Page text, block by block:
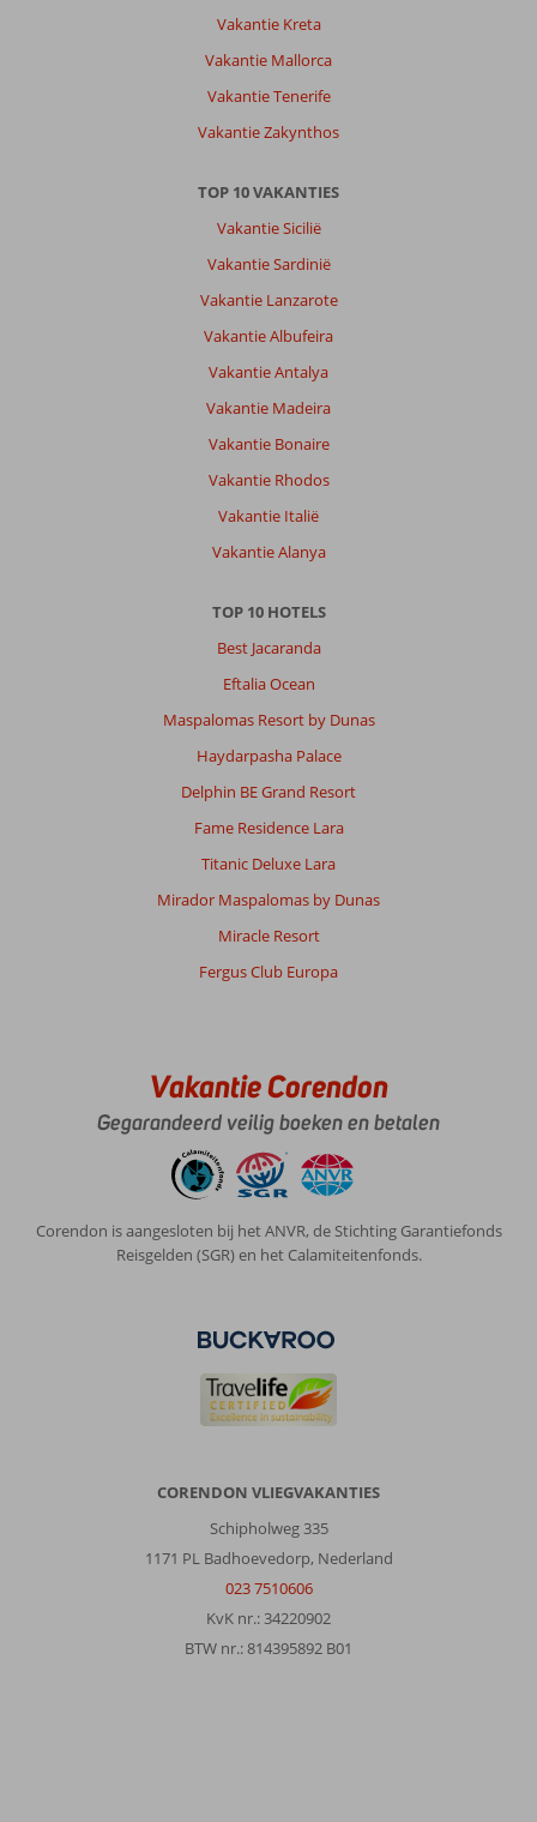
Vakantie Kreta
Vakantie Mallorca
Vakantie Tenerife
Vakantie Zakynthos
TOP 10 VAKANTIES
Vakantie Sicilië
Vakantie Sardinië
Vakantie Lanzarote
Vakantie Albufeira
Vakantie Antalya
Vakantie Madeira
Vakantie Bonaire
Vakantie Rhodos
Vakantie Italië
Vakantie Alanya
TOP 10 HOTELS
Best Jacaranda
Eftalia Ocean
Maspalomas Resort by Dunas
Haydarpasha Palace
Delphin BE Grand Resort
Fame Residence Lara
Titanic Deluxe Lara
Mirador Maspalomas by Dunas
Miracle Resort
Fergus Club Europa
Vakantie Corendon
Gegarandeerd veilig boeken en betalen
Corendon is aangesloten bij het ANVR, de Stichting Garantiefonds
Reisgelden (SGR) en het Calamiteitenfonds.
CORENDON VLIEGVAKANTIES
Schipholweg 335
1171 PL Badhoevedorp, Nederland
023 7510606
KvK nr.: 34220902
BTW nr.: 814395892 B01